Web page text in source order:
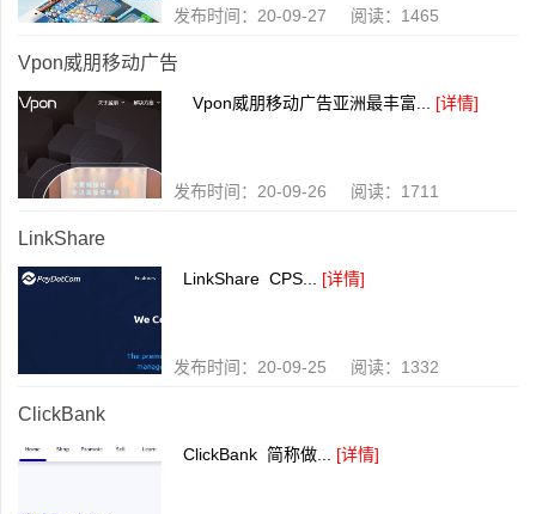
发布时间：20-09-27 阅读：1465
Vpon威朋移动广告
Vpon威朋移动广告亚洲最丰富... [详情]
发布时间：20-09-26 阅读：1711
LinkShare
LinkShare CPS... [详情]
发布时间：20-09-25 阅读：1332
ClickBank
ClickBank 简称做... [详情]